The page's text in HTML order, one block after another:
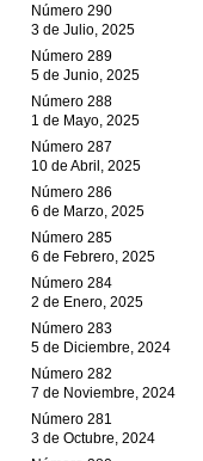
Número 290
3 de Julio, 2025
Número 289
5 de Junio, 2025
Número 288
1 de Mayo, 2025
Número 287
10 de Abril, 2025
Número 286
6 de Marzo, 2025
Número 285
6 de Febrero, 2025
Número 284
2 de Enero, 2025
Número 283
5 de Diciembre, 2024
Número 282
7 de Noviembre, 2024
Número 281
3 de Octubre, 2024